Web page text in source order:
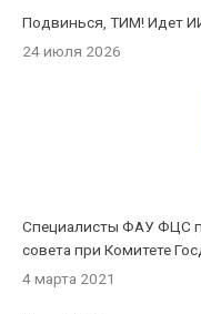
Подвинься, ТИМ! Идет
24 июля 2026
Специалисты ФАУ ФЦС
совета при Комитете
4 марта 2021